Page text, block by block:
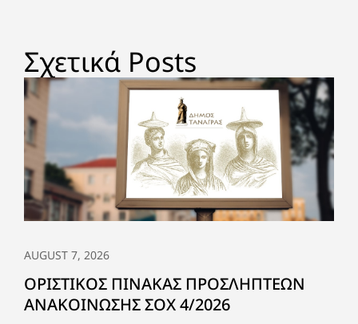
Σχετικά Posts
AUGUST 7, 2026
ΟΡΙΣΤΙΚΟΣ ΠΙΝΑΚΑΣ ΠΡΟΣΛΗΠΤΕΩΝ
ΑΝΑΚΟΙΝΩΣΗΣ ΣΟΧ 4/2026